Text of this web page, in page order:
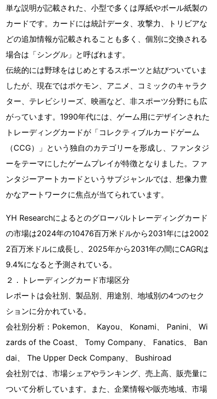
単な説明が記載された、小型で多くは厚紙やボール紙製の
カードです。カードには統計データ、攻撃力、トリビアな
どの追加情報が記載されることも多く、個別に交換される
場合は「シングル」と呼ばれます。
伝統的には野球をはじめとするスポーツと結びついていま
したが、現在ではポケモン、アニメ、コミックのキャラク
ター、テレビシリーズ、映画など、非スポーツ分野にも広
がっています。1990年代には、ゲーム用にデザインされた
トレーディングカードが「コレクティブルカードゲーム
（CCG）」という独自のカテゴリーを形成し、ファンタジ
ーをテーマにしたゲームプレイが特徴となりました。ファ
ンタジーアートカードというサブジャンルでは、想像力豊
かなアートワークに焦点が当てられています。
YH Researchによるとのグローバルトレーディングカード
の市場は2024年の10476百万米ドルから2031年には2002
2百万米ドルに成長し、2025年から2031年の間にCAGRは
9.4%になると予測されている。
２．トレーディングカード市場区分
レポートは会社別、製品別、用途別、地域別の4つのセク
ションに分かれている。
会社別分析：Pokemon、 Kayou、 Konami、 Panini、 Wi
zards of the Coast、 Tomy Company、 Fanatics、 Ban
dai、 The Upper Deck Company、 Bushiroad
会社別では、市場シェアやランキング、売上高、販売量に
ついて分析しています。また、企業情報や販売地域、市場